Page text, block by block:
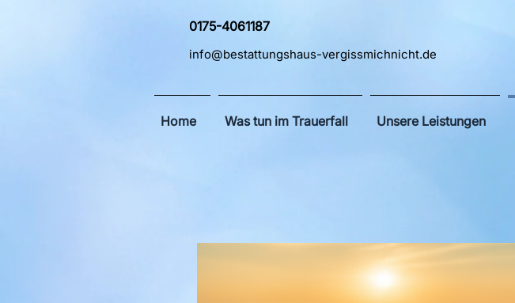
0175-4061187
info@bestattungshaus-vergissmichnicht.de
Home Was tun im Trauerfall Unsere Leistungen